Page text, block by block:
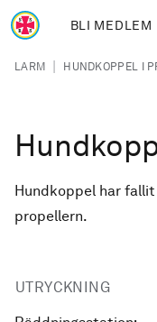
Hoppa till huvudinnehåll
BLI MEDLEM
Länkstig
LARM | HUNDKOPPEL I
Hundkoppel har
propellern.
UTRYCKNING